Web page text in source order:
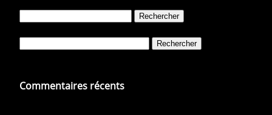
Commentaires récents